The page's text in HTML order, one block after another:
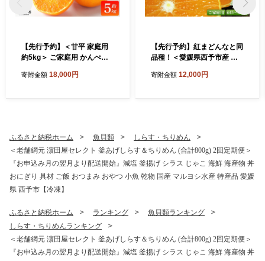
【先行予約】＜甘平 家庭用
約5kg＞ ご家庭用 かんぺい
柑 訳あり 果物 くだもの フル
寄附金額 18,000円
【先行予約】紅まどんなと同
品種！＜愛媛県西予市産 愛
＞ 約15～30個入り 訳あり 柑
寄附金額 12,000円
ふるさと納税ホーム 魚貝類
しらす・ちりめん
＜老舗網元 濵田屋セレクト 釜あげしらす＆ちりめん (合計800g) 2回定期便＞
『お申込み月の翌月より配送開始』減塩 釜揚げ シラス じゃこ 海鮮 海産物 丼
おにぎり 具材 ご飯 おつまみ おやつ 小魚 乾物 国産 マルヨシ水産 特産品 愛媛
県 西予市【冷凍】
ふるさと納税ホーム ランキング
魚貝類ランキング
しらす・ちりめんランキング
＜老舗網元 濵田屋セレクト 釜あげしらす＆ちりめん (合計800g) 2回定期便＞
『お申込み月の翌月より配送開始』減塩 釜揚げ シラス じゃこ 海鮮 海産物 丼